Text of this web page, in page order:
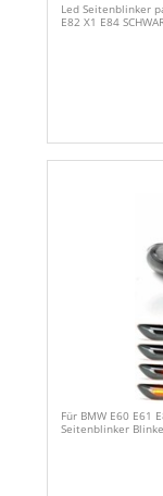
Led Seitenblinker
E82 X1 E84
Für BMW E60 E61
Seitenblinker